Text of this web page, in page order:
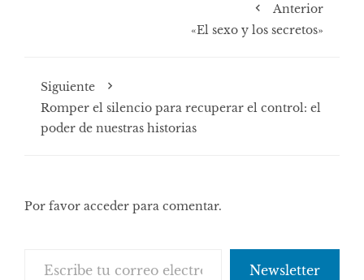
Anterior
«El sexo y los secretos»
Siguiente
Romper el silencio para recuperar el control: el
poder de nuestras historias
Por favor acceder para comentar.
Newsletter